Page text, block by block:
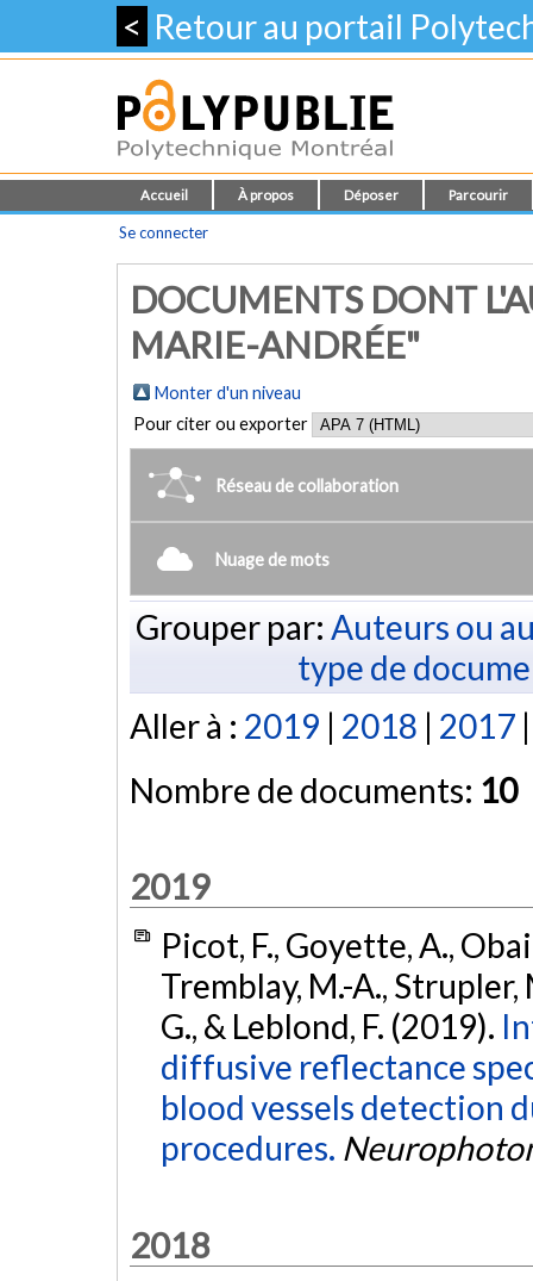
< Retour au portail
Accueil À propos Déposer Parcourir
Se connecter
DOCUMENTS DONT
MARIE-ANDRÉE"
Monter d'un niveau
Pour citer ou exporter
Réseau de collaboration
Nuage de mots
Grouper par: Auteurs ou
type de
Aller à : 2019 | 2018 | 2017
Nombre de documents: 10
2019
Picot, F., Goyette, A.,
Tremblay, M.-A., Strupler,
G., & Leblond, F. (2019).
diffusive reflectance
blood vessels detection
procedures.
2018